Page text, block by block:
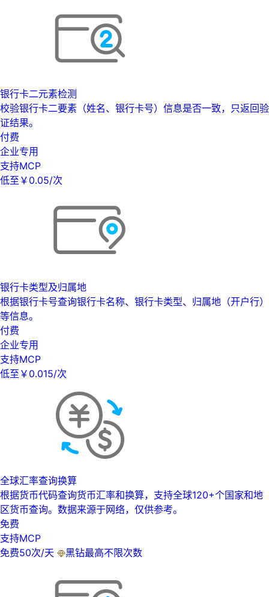
银行卡二元素检测
校验银行卡二要素（姓名、银行卡号）信息是否一致，只返回验
证结果。
付费
企业专用
支持MCP
低至￥0.05/次
银行卡类型及归属地
根据银行卡号查询银行卡名称、银行卡类型、归属地（开户行）
等信息。
付费
企业专用
支持MCP
低至￥0.015/次
全球汇率查询换算
根据货币代码查询货币汇率和换算，支持全球120+个国家和地
区货币查询。数据来源于网络，仅供参考。
免费
支持MCP
免费50次/天
黑钻最高不限次数